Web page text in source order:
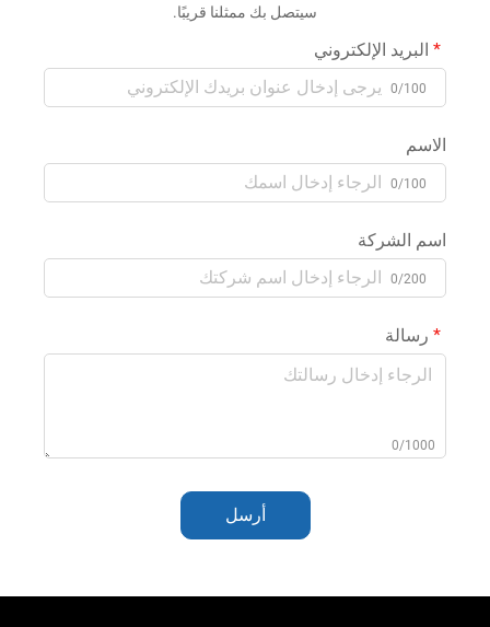
سيتصل بك ممثلنا قريبًا.
البريد الإلكتروني
0/100
الاسم
0/100
اسم الشركة
0/200
رسالة
0/1000
أرسل